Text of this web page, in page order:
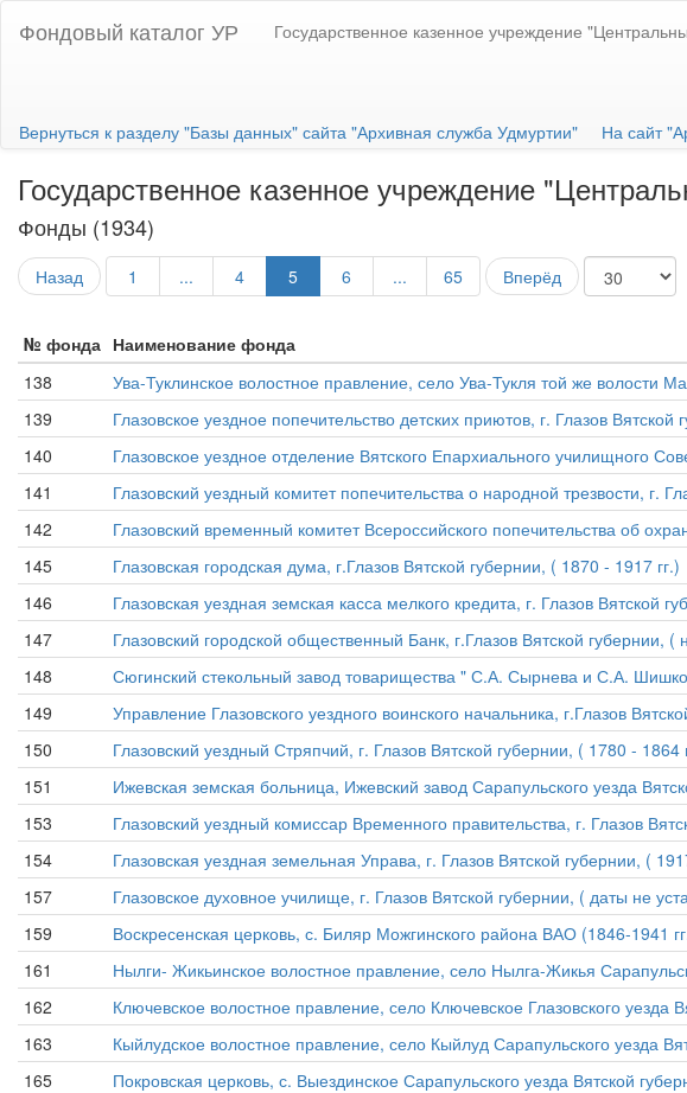
Фондовый каталог УР Государственное казенное учреждение
Вернуться к разделу "Базы данных" сайта "Архивная служба Удмуртии" На сайт
Государственное казенное учреждение
Фонды (1934)
Назад 1 ... 4 5 6 ... 65 Вперёд
№ фонда Наименование фонда
138
Ува-Туклинское волостное правление, село Ува-Тукля той же волости
139
Глазовское уездное попечительство детских приютов, г. Глазов Вятской
140
Глазовское уездное отделение Вятского Епархиального училищного
141
Глазовский уездный комитет попечительства о народной трезвости, г.
142
Глазовский временный комитет Всероссийского попечительства об
145
Глазовская городская дума, г.Глазов Вятской губернии, ( 1870 - 1917 гг.)
146
Глазовская уездная земская касса мелкого кредита, г. Глазов Вятской
147
Глазовский городской общественный Банк, г.Глазов Вятской губернии, (
148
Сюгинский стекольный завод товарищества " С.А. Сырнева и С.А.
149
Управление Глазовского уездного воинского начальника, г.Глазов
150
Глазовский уездный Стряпчий, г. Глазов Вятской губернии, ( 1780 - 1864
151
Ижевская земская больница, Ижевский завод Сарапульского уезда
153
Глазовский уездный комиссар Временного правительства, г. Глазов
154
Глазовская уездная земельная Управа, г. Глазов Вятской губернии, (
157
Глазовское духовное училище, г. Глазов Вятской губернии, ( даты не
159
Воскресенская церковь, с. Биляр Можгинского района ВАО (1846-1941
161
Нылги- Жикьинское волостное правление, село Нылга-Жикья
162
Ключевское волостное правление, село Ключевское Глазовского уезда
163
Кыйлудское волостное правление, село Кыйлуд Сарапульского уезда
165
Покровская церковь, с. Выездинское Сарапульского уезда Вятской